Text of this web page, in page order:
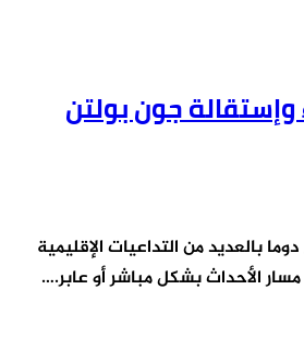
جون بولتن
بالعديد من التداعيات الإقليمية
مسار الأحداث بشكل مباشر أو عابر.…